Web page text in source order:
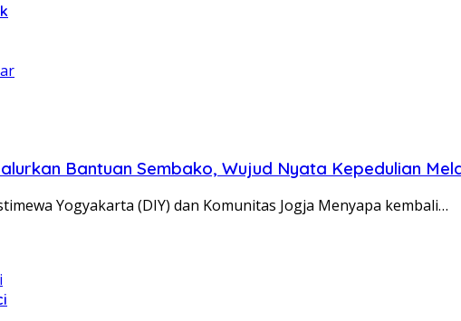
Bantuan Sembako, Wujud Nyata Kepedulian
Yogyakarta (DIY) dan Komunitas Jogja Menyapa kembali…